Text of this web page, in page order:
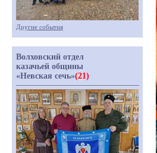
Другие события
Волховский отдел
казачьей общины
«Невская сечь»(21)